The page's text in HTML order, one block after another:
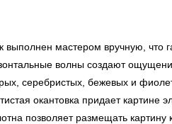
выполнен мастером вручную, что
волны создают
серебристых, бежевых и
окантовка придает картине
позволяет размещать картину